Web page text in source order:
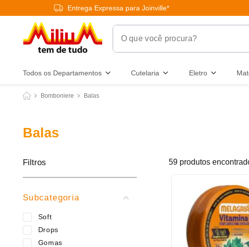
Entrega Expressa para Joinville*
O que você procura?
Todos os Departamentos Cutelaria Eletro
Bomboniere Balas
Balas
Filtros
Subcategoria
Soft
Drops
Gomas
59 produtos